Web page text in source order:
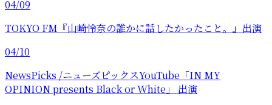
04/09
TOKYO FM『山崎怜奈の誰かに話したかったこと。』出演
04/10
NewsPicks /ニューズピックスYouTube「IN MY
OPINION presents Black or White」 出演